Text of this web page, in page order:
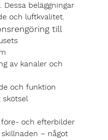
beläggningar
och luftkvalitet.
till
av kanaler och
och funktion
skötsel
före- och efterbilder
– något